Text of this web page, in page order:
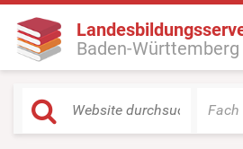
Baden-Württemberg
Fach